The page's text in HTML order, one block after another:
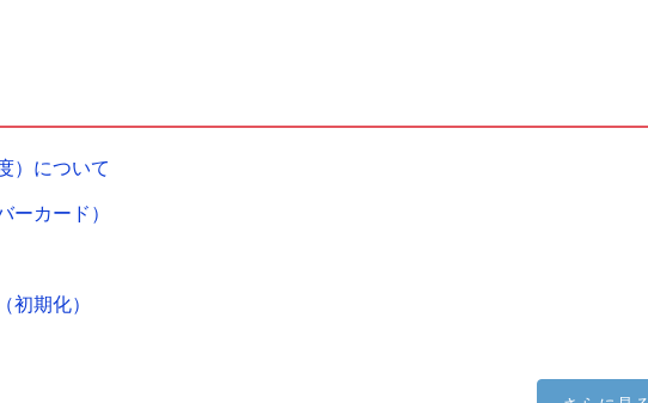
）について
ーカード）
初期化）